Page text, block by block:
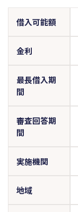
借入可能額
金利
最長借入期
間
審査回答期
間
実施機関
地域